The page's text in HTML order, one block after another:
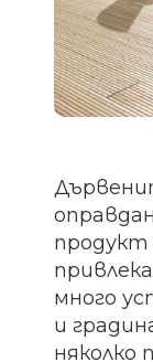
много
и
няколко